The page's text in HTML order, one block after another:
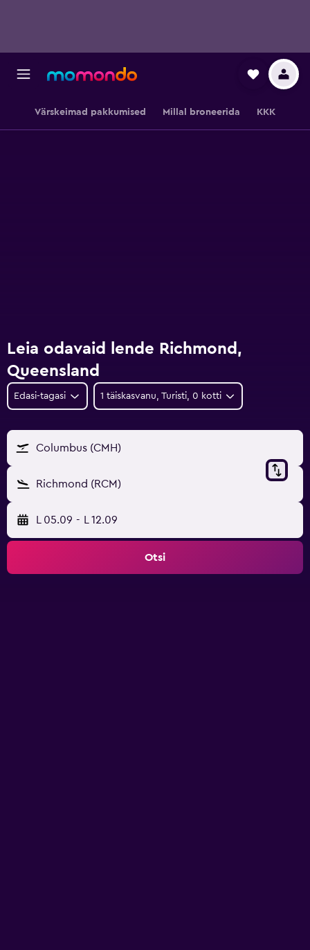
Värskeimad pakkumised Millal broneerida KKK
Leia odavaid lende Richmond,
Queensland
Edasi-tagasi 1 täiskasvanu, Turisti, 0 kotti
Columbus (CMH)
Richmond (RCM)
L 05.09 - L 12.09
Otsi